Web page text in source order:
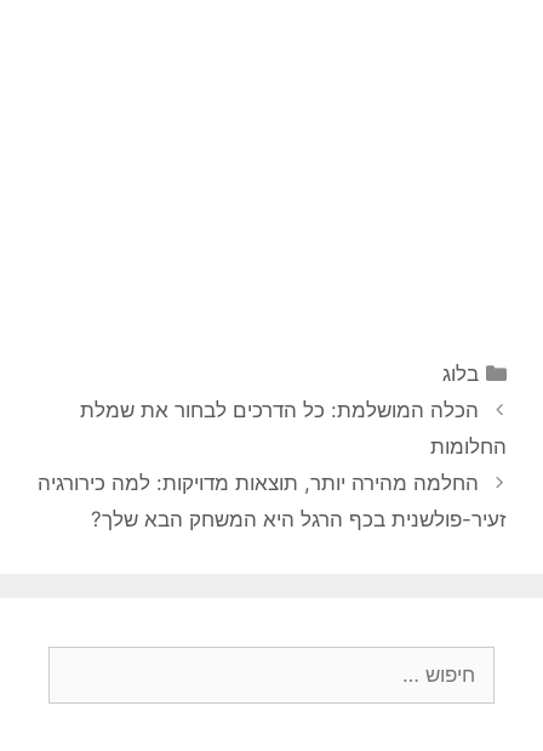
קטגוריות
בלוג
הכלה המושלמת: כל הדרכים לבחור את שמלת
החלומות
החלמה מהירה יותר, תוצאות מדויקות: למה כירורגיה
זעיר-פולשנית בכף הרגל היא המשחק הבא שלך?